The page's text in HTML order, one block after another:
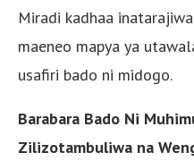
Miradi kadhaa
maeneo mapya ya
usafiri bado ni midogo.
Barabara Bado Ni
Zilizotambuliwa na